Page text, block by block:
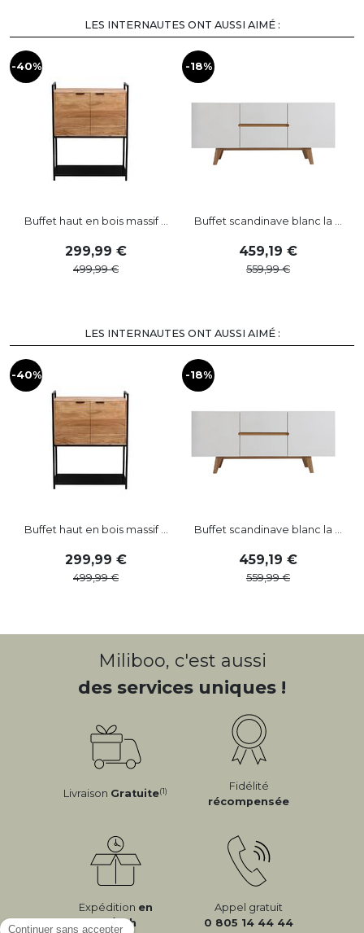
LES INTERNAUTES ONT AUSSI AIMÉ :
-40%
Buffet haut en bois massif ...
299,99
499,99
-18%
Buffet scandinave blanc la ...
459,19
559,99
LES INTERNAUTES ONT AUSSI AIMÉ :
-40%
Buffet haut en bois massif ...
299,99
499,99
-18%
Buffet scandinave blanc la ...
459,19
559,99
Miliboo, c'est aussi
des services uniques !
Livraison Gratuite(1)
Fidélité
récompensée
Expédition en
24/72h
Appel gratuit
0 805 14 44 44